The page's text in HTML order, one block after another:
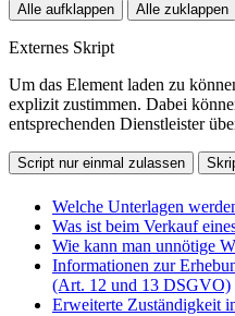
Alle aufklappen Alle zuklappen
Externes Skript
Um das Element laden zu
explizit zustimmen. Dabei
entsprechenden Dienstleister
Script nur einmal zulassen
Welche Unterlagen
Was ist beim Verkauf
Wie kann man unnötige
Informationen zur
(Art. 12 und 13 DSGVO)
Erweiterte Zuständigkeit